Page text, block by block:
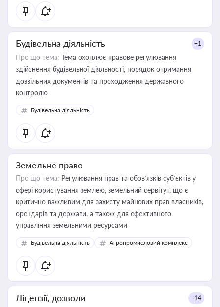
статусу суб'єктів оціночної діяльності
Будівельна діяльність +1
Про що тема: Тема охоплює правове регулювання
здійснення будівельної діяльності, порядок отримання
дозвільних документів та проходження державного
контролю
Будівельна діяльність
Земельне право
Про що тема: Регулювання прав та обов’язків суб’єктів у
сфері користування землею, земельний сервітут, що є
критично важливим для захисту майнових прав власників,
орендарів та держави, а також для ефективного
управління земельними ресурсами
Будівельна діяльність Агропромисловий комплекс
Ліцензії, дозволи +14